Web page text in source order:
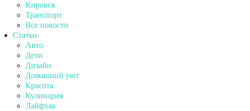
Кировск
Транспорт
Все новости
Статьи
Авто
Дети
Дизайн
Домашний уют
Красота
Кулинария
Лайфхак